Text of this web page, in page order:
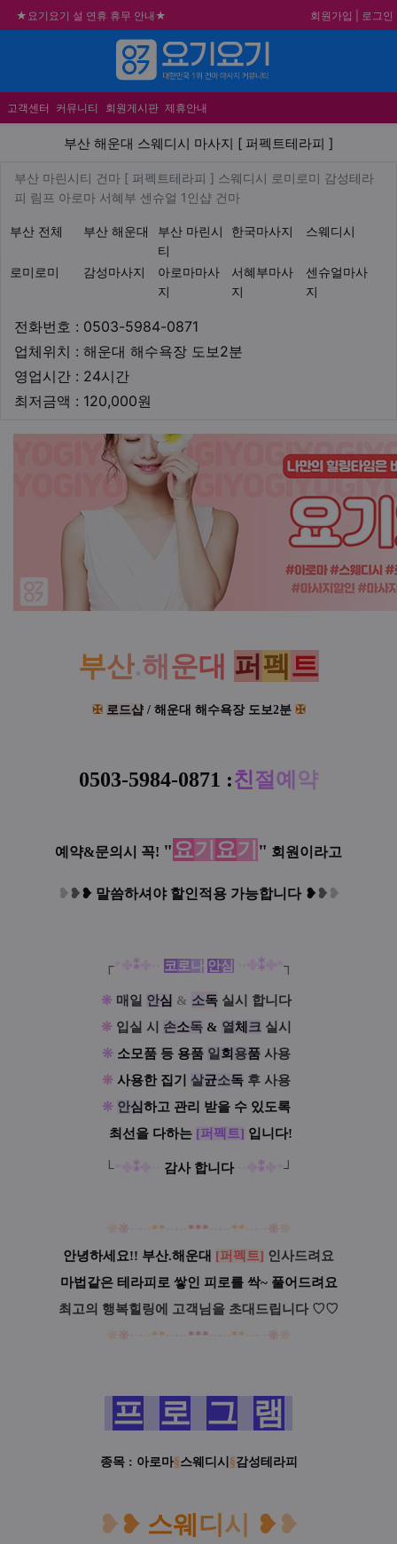
★요기요기 설 연휴 휴무 안내★
★ 요기요기 업체회원 안내사항 ★
불건전한 게시글은 삭제 및 회원탈퇴 됩니다.
합법적이고 건전한 업체와 광고를 제휴합니다.
회원가입 로그인
고객센터 커뮤니티 회원게시판 제휴안내
부산 해운대 스웨디시 마사지
부산 해운대 스웨디시 마사지 [ 퍼펙트테라피 ]
업체 정보
부산 마린시티 건마 [ 퍼펙트테
부산 마린시티 건마 [ 퍼펙트테라피 ] 스웨디시 로미로미 감성테라
피 림프 아로마 서혜부 센슈얼 1인샵 건마Description
부산 전체 부산 해운대
부산 마린시
티
지역1 한국마사지 스웨디시
로미로미 감성마사지
아로마마사
지
서혜부마사
지
센슈얼마사
지
테마
전화번호 : 0503-5984-0871
업체위치 : 해운대 해수욕장 도보2분
영업시간 : 24시간영업시간
최저금액 : 120,000원
부산 해 운대 퍼 펙 트
✠ 로드샵/ 해운대 해수욕장 도보2분 ✠
0503-5984-0871 :친절 예 약
예약&문의시 꼭! "요기 요기 " 회원이라고
❥ ❥❥ 말씀하셔야 할인적용 가능합니다 ❥❥ ❥
┌*✤ ⁑ 코 로 나 안심 ⁑✤ ┐
❊ 매일 안심 & 소독 실시 합니다!
❊ 입실 시 손소독 & 열체 크 실시
❊ 소모품 등 용품 일 회 용품 사용
❊ 사용한 집기 살균소독 후 사용
❊ 안심하고 관리 받을 수 있도록
최선을 다하는 [퍼펙트] 입니다!
└*✤ ⁑ 감사 합니다 ⁑ ┘
❊❊· · · · ·**· · · · ·***· · · · ·**· · · · ·❊❊
안녕하세요!! 부산.해운대 [퍼펙트] 인사드려요
마법같은 테라피로 쌓인 피로를 싹~ 풀어드려요
최고의 행복힐링에 고객님을 초대드립니다 ♡♡
❊❊· · · · ·**· · · · ·***· · · · ·**· · · · ·❊❊
프 로 그 램
종목 : 아로마§스웨디시 §감성테라피
❥ ❥ 스웨 디 시 ❥❥